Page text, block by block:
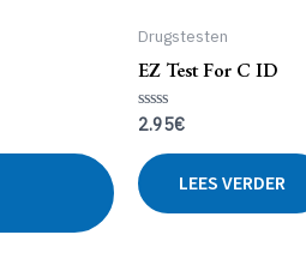
Drugstesten
EZ Test For C ID
Gewaardeerd
uit
5
2.95€
LEES VERDER